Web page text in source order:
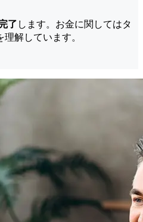
了 します。お金に関してはタ
解しています。